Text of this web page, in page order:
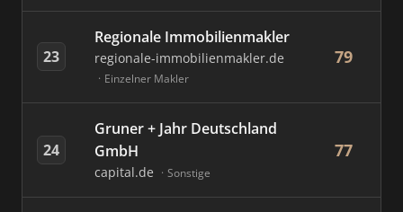
23
Regionale Immobilienmakler
regionale-immobilienmakler.de
Einzelner Makler
79
24
Gruner + Jahr Deutschland
GmbH
capital.de Sonstige
77